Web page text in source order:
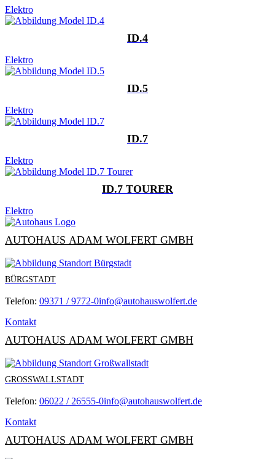
Elektro
ID.4
Elektro
ID.5
Elektro
ID.7
Elektro
ID.7 TOURER
Elektro
AUTOHAUS ADAM WOLFERT GMBH
BÜRGSTADT
Telefon: 09371 / 9772-0info@autohauswolfert.de
Kontakt
AUTOHAUS ADAM WOLFERT GMBH
GROSSWALLSTADT
Telefon: 06022 / 26555-0info@autohauswolfert.de
Kontakt
AUTOHAUS ADAM WOLFERT GMBH